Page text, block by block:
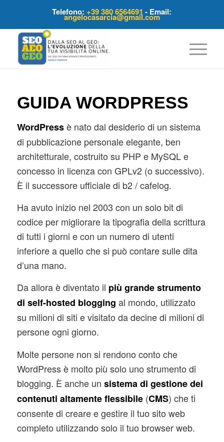
Telefono:+39 380 6564691 - Email:
angelocasarcia@gmail.com
GUIDA WORDPRESS
WordPressè nato dal desiderio di un sistema
di pubblicazione personale elegante, ben
architetturale, costruito su PHP e MySQL e
concesso in licenza con GPLv2 (o successivo).
È il successore ufficiale di b2 / cafelog.
Ha avuto inizio nel 2003 con un solo bit di
codice per migliorare la tipografia della scrittura
di tutti i giorni e con un numero di utenti
inferiore a quello che si può contare sulle dita
d’una mano.
Da allora è diventato il più grande strumento
di self-hosted blogging al mondo, utilizzato
su milioni di siti e visitato da decine di milioni di
persone ogni giorno.
Molte persone non si rendono conto che
WordPress è molto più solo uno strumento di
blogging. È anche un sistema di gestione dei
contenuti altamente flessibile (CMS) che ti
consente di creare e gestire il tuo sito web
completo utilizzando solo il tuo browser web.